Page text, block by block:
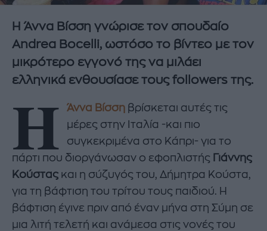
Η Άννα Βίσση γνώρισε τον σπουδαίο
Andrea Bocelli, ωστόσο το βίντεο με τον
μικρότερο εγγονό της να μιλάει
ελληνικά ενθουσίασε τους followers της.
Η Άννα Βίσση βρίσκεται αυτές τις
μέρες στην Ιταλία -και πιο
συγκεκριμένα στο Κάπρι- για το
πάρτι που διοργάνωσαν ο εφοπλιστής Γιάννης
Κούστας και η σύζυγός του, Δήμητρα Κούστα,
για τη βάφτιση του τρίτου τους παιδιού. Η
βάφτιση έγινε πριν από έναν μήνα στη Σύμη σε
μια λιτή τελετή και ανάμεσα στις νονές του